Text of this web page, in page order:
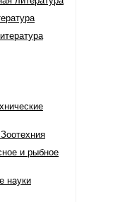
и рыбное
науки